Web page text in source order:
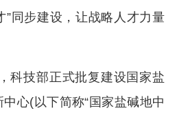
”同步建设，让战略人才力量
科技部正式批复建设国家盐
心(以下简称“国家盐碱地中